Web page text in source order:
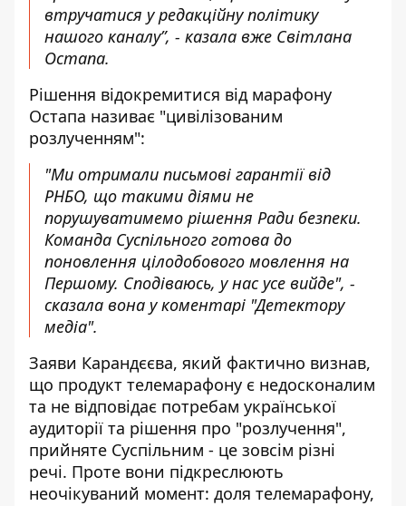
втручатися у редакційну політику
нашого каналу”, - казала вже Світлана
Остапа.
Рішення відокремитися від марафону
Остапа називає "цивілізованим
розлученням":
"Ми отримали письмові гарантії від
РНБО, що такими діями не
порушуватимемо рішення Ради безпеки.
Команда Суспільного готова до
поновлення цілодобового мовлення на
Першому. Сподіваюсь, у нас усе вийде", -
сказала вона у коментарі "Детектору
медіа".
Заяви Карандєєва, який фактично визнав,
що продукт телемарафону є недосконалим
та не відповідає потребам української
аудиторії та рішення про "розлучення",
прийняте Суспільним - це зовсім різні
речі. Проте вони підкреслюють
неочікуваний момент: доля телемарафону,